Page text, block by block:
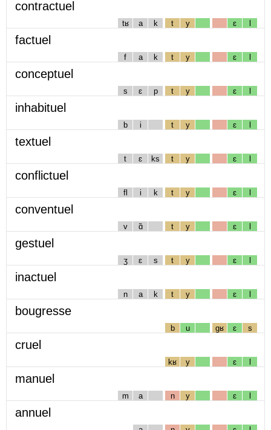
contractuel
tʁ a k t y ɛ l
factuel
f a k t y ɛ l
conceptuel
s ɛ p t y ɛ l
inhabituel
b i t y ɛ l
textuel
t ɛ ks t y ɛ l
conflictuel
fl i k t y ɛ l
conventuel
v ɑ̃ t y ɛ l
gestuel
ʒ ɛ s t y ɛ l
inactuel
n a k t y ɛ l
bougresse
b u gʁ ɛ s
cruel
kʁ y ɛ l
manuel
m a n y ɛ l
annuel